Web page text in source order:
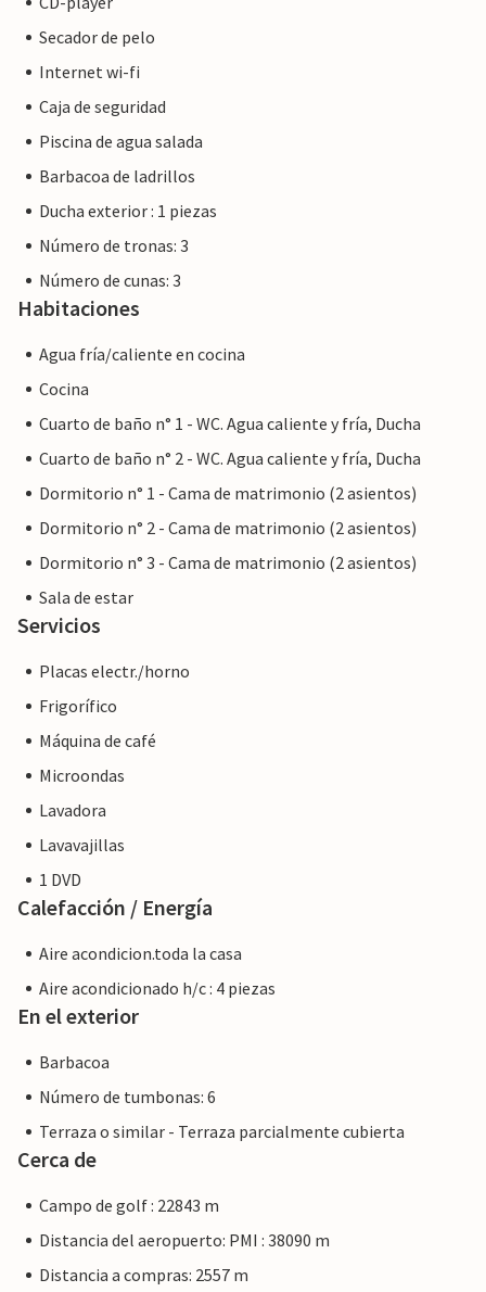
vecina Inca. Aquí tiene lugar una vez a la semana uno de los
mercados semanales más grandes y bonitos de la isla.
Nota: Esta propiedad está gestionada por un propietario
privado, no por una empresa o un comerciante. Esto
UE en materia de consumo. Sin embargo, puede estar
seguro de que le proporcionaremos el mismo nivel de
servicio al cliente y su estancia no será diferente a reservar
alojamiento con un propietario profesional.
Secador de pelo
Internet wi-fi
Caja de seguridad
Piscina de agua salada
Barbacoa de ladrillos
Ducha exterior : 1 piezas
Número de tronas: 3
Número de cunas: 3
Habitaciones
Agua fría/caliente en cocina
Cocina
Cuarto de baño n° 1 - WC. Agua caliente y fría, Ducha
Cuarto de baño n° 2 - WC. Agua caliente y fría, Ducha
Dormitorio n° 1 - Cama de matrimonio (2 asientos)
Dormitorio n° 2 - Cama de matrimonio (2 asientos)
Dormitorio n° 3 - Cama de matrimonio (2 asientos)
Sala de estar
Servicios
Placas electr./horno
Frigorífico
Máquina de café
Microondas
Lavadora
Lavavajillas
1 DVD
Calefacción / Energía
Aire acondicion.toda la casa
Aire acondicionado h/c : 4 piezas
En el exterior
Barbacoa
Número de tumbonas: 6
Terraza o similar - Terraza parcialmente cubierta
Cerca de
Campo de golf : 22843 m
Distancia del aeropuerto: PMI : 38090 m
Distancia a compras: 2557 m